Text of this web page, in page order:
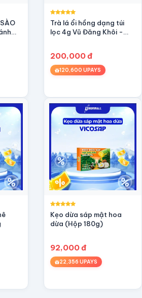
Trà lá ổi hồng dạng túi
lọc 4g Vũ Đăng Khôi -
200,000 đ
120,600 UPAYS
Kẹo dừa sáp mật hoa
dừa (Hộp 180g)
92,000 đ
22,356 UPAYS